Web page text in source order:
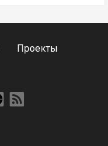
Проекты